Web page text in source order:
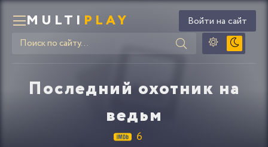
MULTI PLAY Войти на сайт
Последний охотник на
ведьм
6